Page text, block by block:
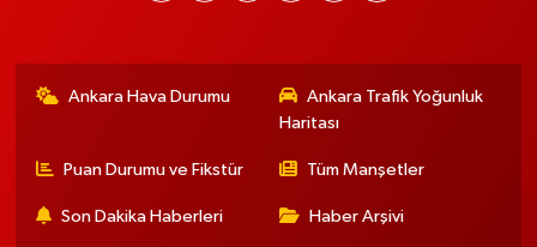
Ankara Hava Durumu
Ankara Trafik Yoğunluk
Haritası
Puan Durumu ve Fikstür Tüm Manşetler
Son Dakika Haberleri Haber Arşivi